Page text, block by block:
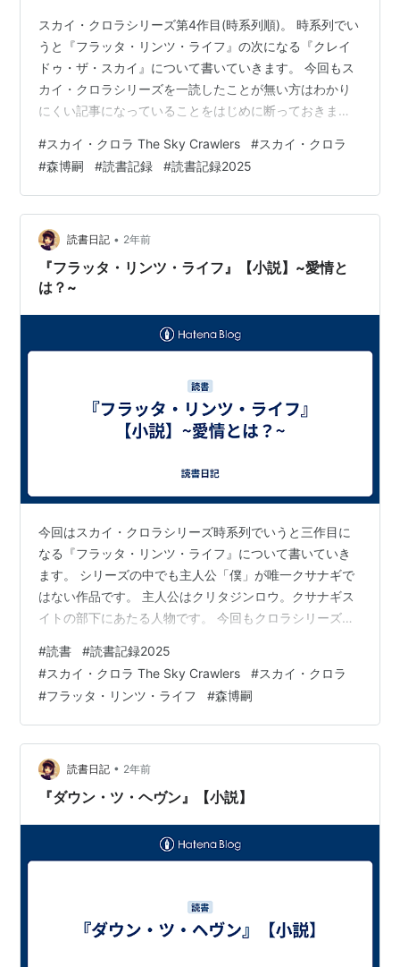
スカイ・クロラシリーズ第4作目(時系列順)。 時系列でい
うと『フラッタ・リンツ・ライフ』の次になる『クレイ
ドゥ・ザ・スカイ』について書いていきます。 今回もス
カイ・クロラシリーズを一読したことが無い方はわかり
にくい記事になっていることをはじめに断っておきま
紐づけて考える要素はあまり無かったので簡単に記録し
ます。 主人公「僕」の行く先 『スカイ・イクリプス』の
伏線として、テーマは「主人公「僕」の行く先」という
ことで書いていく。私は以前にも書いたが、スカイ・ク
ロラシリーズを通して主人公「クサナギスイト」は一人
の人格の…
#スカイ・クロラ The Sky Crawlers #スカイ・クロラ
#森博嗣 #読書記録 #読書記録2025
読書日記 • 2年前
『フラッタ・リンツ・ライフ』【小説】~愛情と
は？~
今回はスカイ・クロラシリーズ時系列でいうと三作目に
なる『フラッタ・リンツ・ライフ』について書いていき
ます。 シリーズの中でも主人公「僕」が唯一クサナギで
はない作品です。 主人公はクリタジンロウ。クサナギス
イトの部下にあたる人物です。 今回もクロラシリーズを
かと思います。 フラッタ・リンツ・ライフは物語の世界
観、キルドレを取り巻く環境、クサナギスイトの変化も
含めていよいよ佳境に入っていくところだといえる作品
だと思います。 この作品を読めば全てがわかるというわ
けではないですが、作品を考える中で良い「味」を出し
ていると思います。 『ナ・バ・テア』の記…
#読書 #読書記録2025
#スカイ・クロラ The Sky Crawlers #スカイ・クロラ
#フラッタ・リンツ・ライフ #森博嗣
読書日記 • 2年前
『ダウン・ツ・ヘヴン』【小説】